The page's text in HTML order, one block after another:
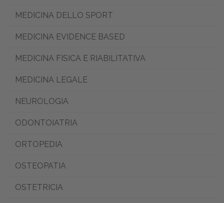
MEDICINA DELLO SPORT
MEDICINA EVIDENCE BASED
MEDICINA FISICA E RIABILITATIVA
MEDICINA LEGALE
NEUROLOGIA
ODONTOIATRIA
ORTOPEDIA
OSTEOPATIA
OSTETRICIA